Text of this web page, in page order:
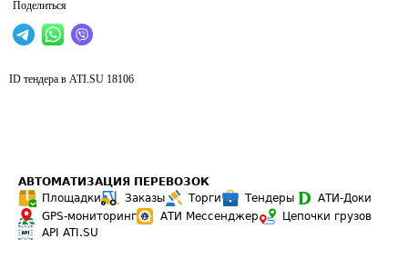
Поделиться
ID тендера в ATI.SU 18106
АВТОМАТИЗАЦИЯ ПЕРЕВОЗОК
Площадки
Заказы Торги Тендеры
АТИ-Доки
GPS-мониторинг
АТИ Мессенджер
Цепочки грузов
API ATI.SU